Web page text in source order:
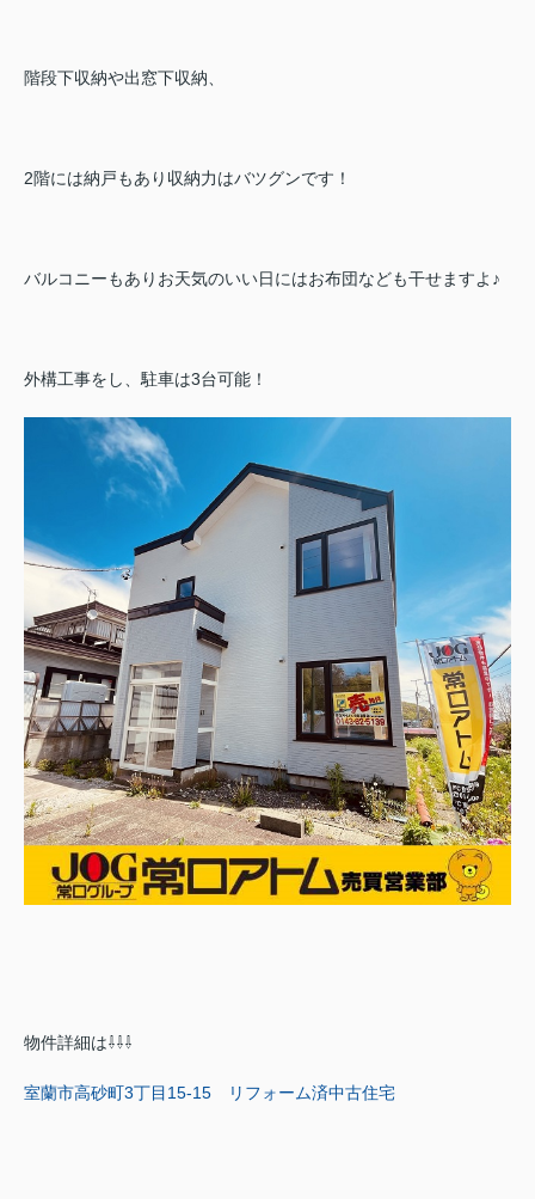
階段下収納や出窓下収納、
2階には納戸もあり収納力はバツグンです！
バルコニーもありお天気のいい日にはお布団なども干せますよ♪
外構工事をし、駐車は3台可能！
物件詳細は⇩⇩⇩
室蘭市高砂町3丁目15-15 リフォーム済中古住宅